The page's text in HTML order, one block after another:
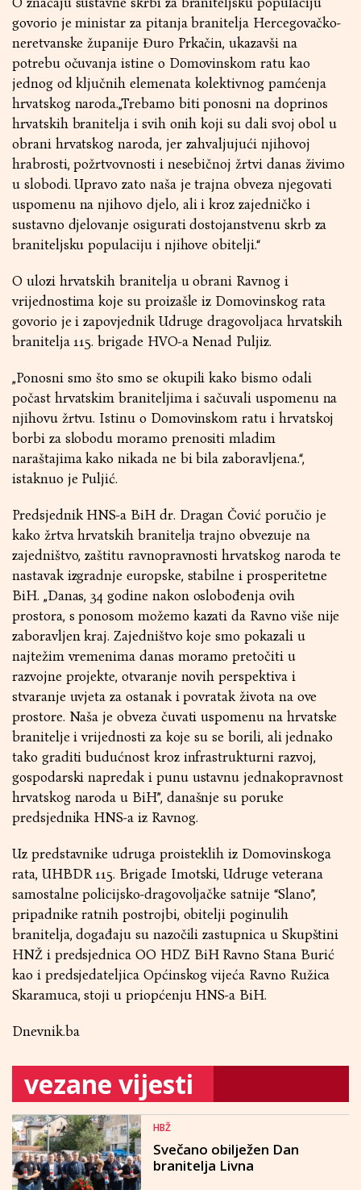
govorio je ministar za pitanja branitelja Hercegovačko-
neretvanske županije Đuro Prkačin, ukazavši na
potrebu očuvanja istine o Domovinskom ratu kao
jednog od ključnih elemenata kolektivnog pamćenja
hrvatskog naroda.„Trebamo biti ponosni na doprinos
hrvatskih branitelja i svih onih koji su dali svoj obol u
obrani hrvatskog naroda, jer zahvaljujući njihovoj
hrabrosti, požrtvovnosti i nesebičnoj žrtvi danas živimo
u slobodi. Upravo zato naša je trajna obveza njegovati
uspomenu na njihovo djelo, ali i kroz zajedničko i
sustavno djelovanje osigurati dostojanstvenu skrb za
braniteljsku populaciju i njihove obitelji.“
O ulozi hrvatskih branitelja u obrani Ravnog i
vrijednostima koje su proizašle iz Domovinskog rata
govorio je i zapovjednik Udruge dragovoljaca hrvatskih
branitelja 115. brigade HVO-a Nenad Puljiz.
„Ponosni smo što smo se okupili kako bismo odali
počast hrvatskim braniteljima i sačuvali uspomenu na
njihovu žrtvu. Istinu o Domovinskom ratu i hrvatskoj
borbi za slobodu moramo prenositi mladim
naraštajima kako nikada ne bi bila zaboravljena.“,
istaknuo je Puljić.
Predsjednik HNS-a BiH dr. Dragan Čović poručio je
kako žrtva hrvatskih branitelja trajno obvezuje na
zajedništvo, zaštitu ravnopravnosti hrvatskog naroda te
nastavak izgradnje europske, stabilne i prosperitetne
BiH. „Danas, 34 godine nakon oslobođenja ovih
prostora, s ponosom možemo kazati da Ravno više nije
zaboravljen kraj. Zajedništvo koje smo pokazali u
najtežim vremenima danas moramo pretočiti u
razvojne projekte, otvaranje novih perspektiva i
stvaranje uvjeta za ostanak i povratak života na ove
prostore. Naša je obveza čuvati uspomenu na hrvatske
branitelje i vrijednosti za koje su se borili, ali jednako
tako graditi budućnost kroz infrastrukturni razvoj,
gospodarski napredak i punu ustavnu jednakopravnost
hrvatskog naroda u BiH”, današnje su poruke
predsjednika HNS-a iz Ravnog.
Uz predstavnike udruga proisteklih iz Domovinskoga
rata, UHBDR 115. Brigade Imotski, Udruge veterana
samostalne policijsko-dragovoljačke satnije “Slano”,
pripadnike ratnih postrojbi, obitelji poginulih
branitelja, događaju su nazočili zastupnica u Skupštini
HNŽ i predsjednica OO HDZ BiH Ravno Stana Burić
kao i predsjedateljica Općinskog vijeća Ravno Ružica
Skaramuca, stoji u priopćenju HNS-a BiH.
Dnevnik.ba
vezane vijesti
HBŽ
Svečano obilježen Dan
branitelja Livna